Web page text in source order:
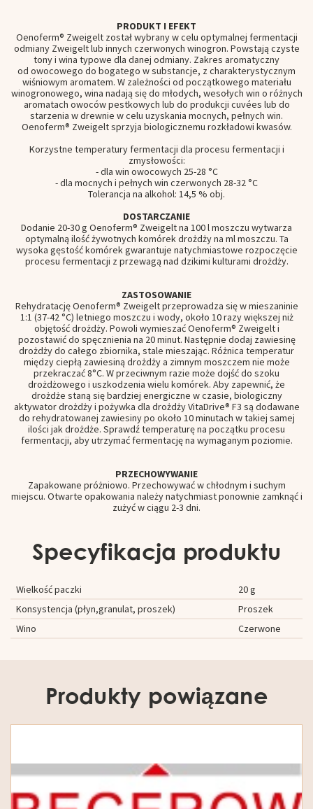
PRODUKT I EFEKT
Oenoferm® Zweigelt został wybrany w celu optymalnej fermentacji
odmiany Zweigelt lub innych czerwonych winogron. Powstają czyste
tony i wina typowe dla danej odmiany. Zakres aromatyczny
od owocowego do bogatego w substancje, z charakterystycznym
wiśniowym aromatem. W zależności od początkowego materiału
winogronowego, wina nadają się do młodych, wesołych win o różnych
aromatach owoców pestkowych lub do produkcji cuvées lub do
starzenia w drewnie w celu uzyskania mocnych, pełnych win.
Oenoferm® Zweigelt sprzyja biologicznemu rozkładowi kwasów.
Korzystne temperatury fermentacji dla procesu fermentacji i
zmysłowości:
- dla win owocowych 25-28 °C
- dla mocnych i pełnych win czerwonych 28-32 °C
Tolerancja na alkohol: 14,5 % obj.
DOSTARCZANIE
Dodanie 20-30 g Oenoferm® Zweigelt na 100 l moszczu wytwarza
optymalną ilość żywotnych komórek drożdży na ml moszczu. Ta
wysoka gęstość komórek gwarantuje natychmiastowe rozpoczęcie
procesu fermentacji z przewagą nad dzikimi kulturami drożdży.
ZASTOSOWANIE
Rehydratację Oenoferm® Zweigelt przeprowadza się w mieszaninie
1:1 (37-42 °C) letniego moszczu i wody, około 10 razy większej niż
objętość drożdży. Powoli wymieszać Oenoferm® Zweigelt i
pozostawić do spęcznienia na 20 minut. Następnie dodaj zawiesinę
drożdży do całego zbiornika, stale mieszając. Różnica temperatur
między ciepłą zawiesiną drożdży a zimnym moszczem nie może
przekraczać 8°C. W przeciwnym razie może dojść do szoku
drożdżowego i uszkodzenia wielu komórek. Aby zapewnić, że
drożdże staną się bardziej energiczne w czasie, biologiczny
aktywator drożdży i pożywka dla drożdży VitaDrive® F3 są dodawane
do rehydratowanej zawiesiny po około 10 minutach w takiej samej
ilości jak drożdże. Sprawdź temperaturę na początku procesu
fermentacji, aby utrzymać fermentację na wymaganym poziomie.
PRZECHOWYWANIE
Zapakowane próżniowo. Przechowywać w chłodnym i suchym
miejscu. Otwarte opakowania należy natychmiast ponownie zamknąć i
zużyć w ciągu 2-3 dni.
Specyfikacja produktu
Wielkość paczki
20 g
Konsystencja (płyn,granulat, proszek)
Proszek
Wino
Czerwone
Produkty powiązane